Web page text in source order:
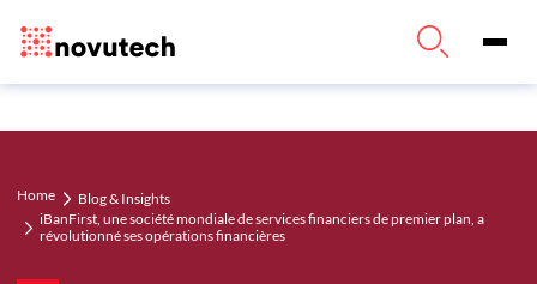
Home
Blog & Insights
iBanFirst, une société mondiale de services financiers de premier plan, a
révolutionné ses opérations financières